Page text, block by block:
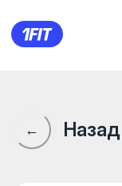
🫠 С
←